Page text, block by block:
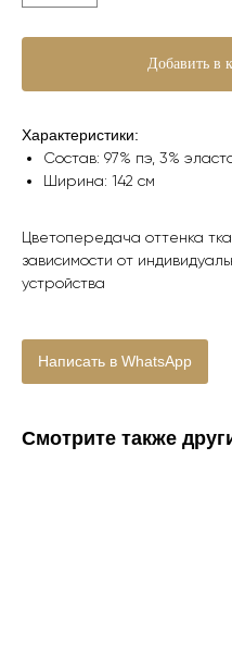
Добавить в
Характеристики:
Состав: 97% пэ, 3%
Ширина: 142 см
Цветопередача оттенка
зависимости от
устройства
Написать в WhatsApp
Смотрите также